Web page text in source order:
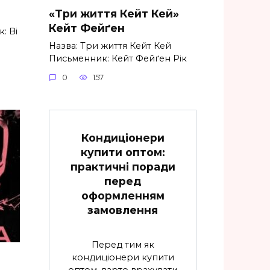
Ві
«Три життя Кейт Кей»
Кейт Фейґен
Назва: Три життя Кейт Кей
Письменник: Кейт Фейґен Рік
0 157
Кондиціонери
купити оптом:
практичні поради
перед
оформленням
замовлення
Перед тим як
кондиціонери купити